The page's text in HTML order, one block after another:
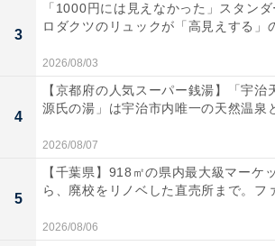
中わた入りでふんわりシルエット
3
「1000円には見えなかった」スタン
ロダクツのリュックが「高見えする」
2026/08/03
4
【京都府の人気スーパー銭湯】「宇治
源氏の湯」は宇治市内唯一の天然温泉
2026/08/07
5
【千葉県】918㎡の県内最大級マーケ
ら、廃校をリノベした直売所まで。フ
2026/08/06